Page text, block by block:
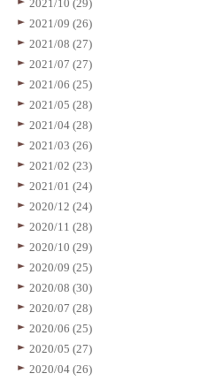
2021/10 (29)
2021/09 (26)
2021/08 (27)
2021/07 (27)
2021/06 (25)
2021/05 (28)
2021/04 (28)
2021/03 (26)
2021/02 (23)
2021/01 (24)
2020/12 (24)
2020/11 (28)
2020/10 (29)
2020/09 (25)
2020/08 (30)
2020/07 (28)
2020/06 (25)
2020/05 (27)
2020/04 (26)